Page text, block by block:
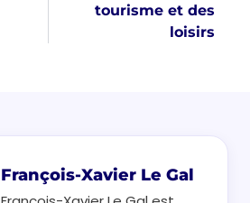
tourisme et des
loisirs
François-Xavier Le Gal